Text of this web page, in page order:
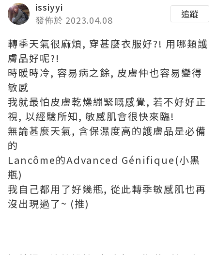
issiyyi
發佈於 2023.04.08
追蹤
轉季天氣很麻煩, 穿甚麼衣服好?! 用哪類護
膚品好呢?!
時暖時冷, 容易病之餘, 皮膚仲也容易變得
敏感
我就最怕皮膚乾燥繃緊嘅感覺, 若不好好正
視, 以經驗所知, 敏感肌會很快來臨!
無論甚麼天氣, 含保濕度高的護膚品是必備
的
Lancôme的Advanced Génifique(小黑
瓶)
我自己都用了好幾瓶, 從此轉季敏感肌也再
沒出現過了~ (推)